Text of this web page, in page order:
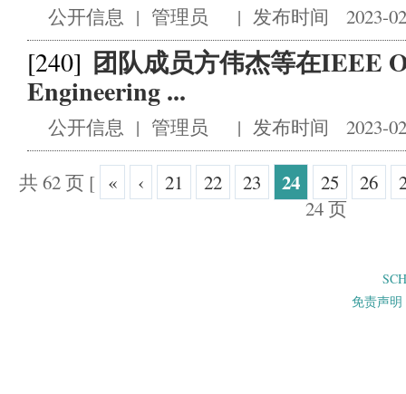
公开信息 | 管理员 | 发布时间 2023-
[240] 团队成员方伟杰等在IEEE
Engineering ...
公开信息 | 管理员 | 发布时间 2023-
共 62 页 [ « ‹ 21 22 23 24 25 26
24 页
免责声明